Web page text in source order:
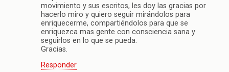
movimiento y sus escritos, les doy las gracias por
hacerlo miro y quiero seguir mirándolos para
enriquecerme, compartiéndolos para que se
enriquezca mas gente con consciencia sana y
seguirlos en lo que se pueda.
Gracias.
Responder